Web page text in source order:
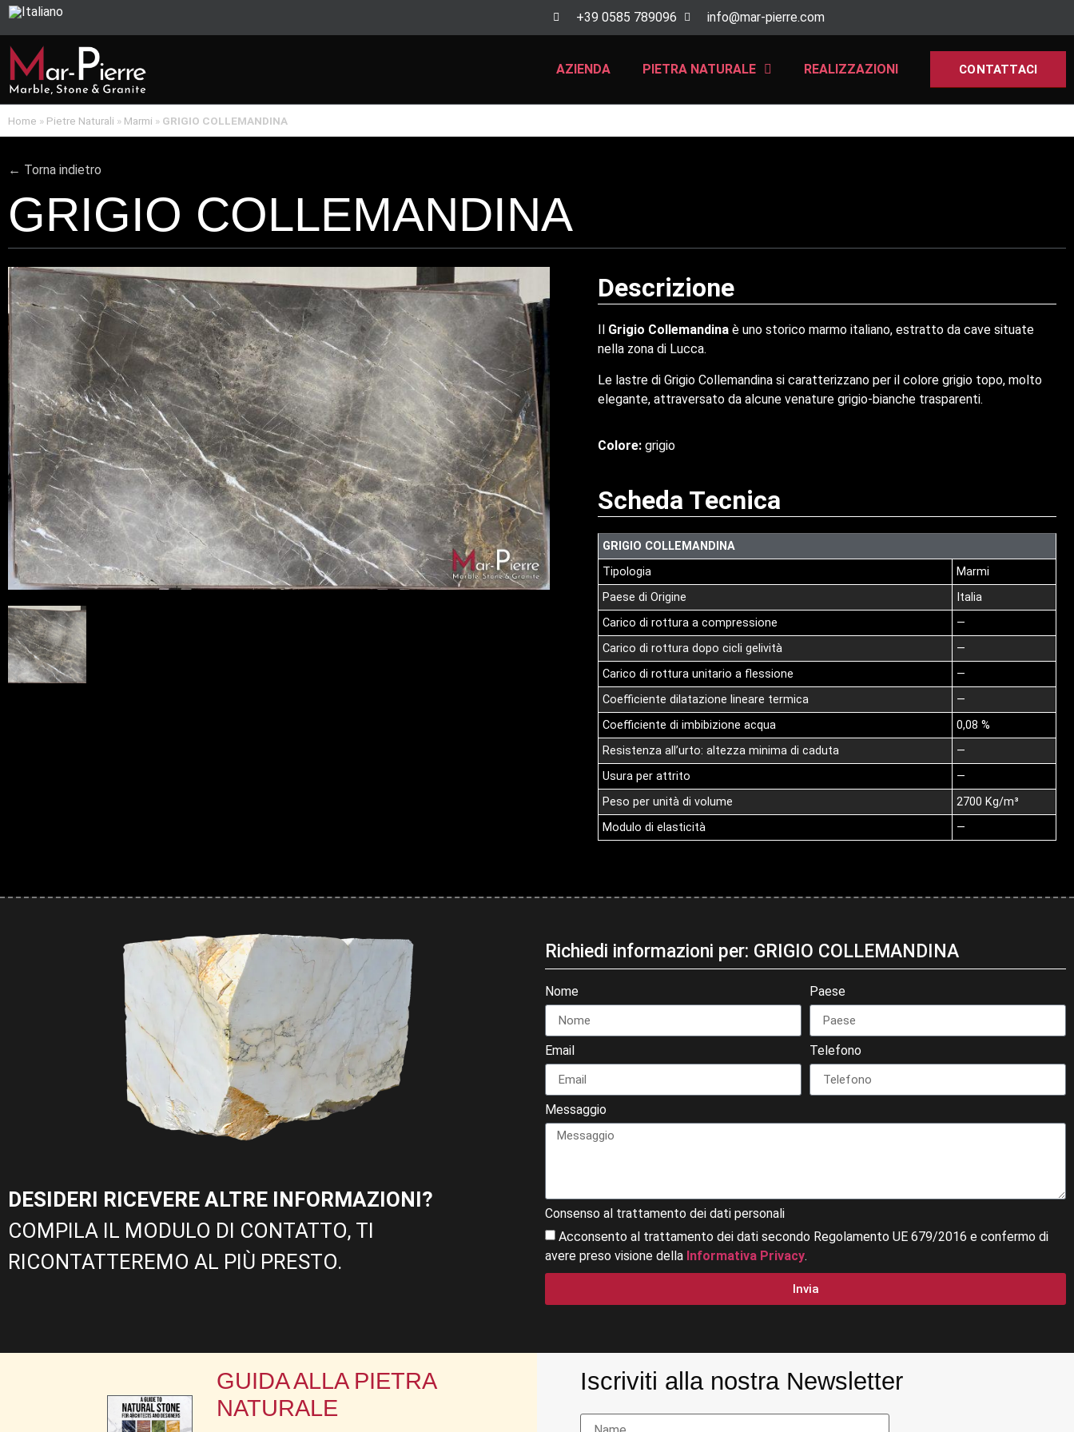
+39 0585 789096 info@mar-pierre.com
AZIENDA PIETRA NATURALE REALIZZAZIONI CONTATTACI
Home » Pietre Naturali » Marmi » GRIGIO COLLEMANDINA
← Torna indietro
GRIGIO COLLEMANDINA
Descrizione
Grigio Collemandina è uno storico marmo italiano, estratto da cave situate
nella zona di Lucca.
Le lastre di Grigio Collemandina si caratterizzano per il colore grigio topo, molto
elegante, attraversato da alcune venature grigio-bianche trasparenti.
Colore:grigio
Scheda Tecnica
GRIGIO COLLEMANDINA
Tipologia
Marmi
Paese di Origine
Italia
Carico di rottura a compressione
—
Carico di rottura dopo cicli gelività
—
Carico di rottura unitario a flessione
—
Coefficiente dilatazione lineare termica
—
Coefficiente di imbibizione acqua
0,08 %
Resistenza all’urto: altezza minima di caduta
—
Usura per attrito
—
Peso per unità di volume
2700 Kg/m³
Modulo di elasticità
—
DESIDERI RICEVERE ALTRE INFORMAZIONI?
COMPILA IL MODULO DI CONTATTO, TI
RICONTATTEREMO AL PIÙ PRESTO.
Richiedi informazioni per: GRIGIO COLLEMANDINA
Nome Paese
Email Telefono
Messaggio
Consenso al trattamento dei dati personali
Acconsento al trattamento dei dati secondo Regolamento UE 679/2016 e confermo di
avere preso visione della Informativa Privacy.
Invia
GUIDA ALLA PIETRA
NATURALE
Iscriviti alla nostra Newsletter